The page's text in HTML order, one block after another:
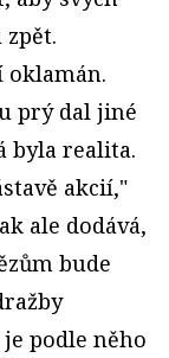
oklamán.
prý dal jiné
byla realita.
akcií,"
ale dodává,
bude
podle něho